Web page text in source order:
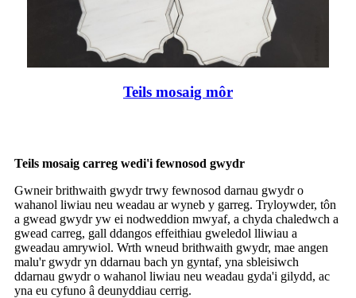
Teils mosaig môr
Teils mosaig carreg wedi'i fewnosod gwydr
Gwneir brithwaith gwydr trwy fewnosod darnau gwydr o
wahanol liwiau neu weadau ar wyneb y garreg. Tryloywder, tôn
a gwead gwydr yw ei nodweddion mwyaf, a chyda chaledwch a
gwead carreg, gall ddangos effeithiau gweledol lliwiau a
gweadau amrywiol. Wrth wneud brithwaith gwydr, mae angen
malu'r gwydr yn ddarnau bach yn gyntaf, yna sbleisiwch
ddarnau gwydr o wahanol liwiau neu weadau gyda'i gilydd, ac
yna eu cyfuno â deunyddiau cerrig.